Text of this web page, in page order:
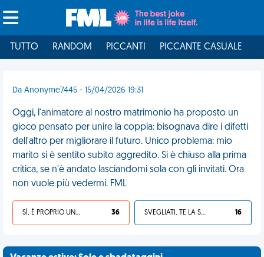
TUTTO RANDOM PICCANTI PICCANTE CASUALE
Da Anonyme7445 - 15/04/2026 19:31
Oggi, l'animatore al nostro matrimonio ha proposto un
gioco pensato per unire la coppia: bisognava dire i difetti
dell'altro per migliorare il futuro. Unico problema: mio
marito si è sentito subito aggredito. Si è chiuso alla prima
critica, se n'è andato lasciandomi sola con gli invitati. Ora
non vuole più vedermi. FML
SÌ, È PROPRIO UNA VDM! 36 SVEGLIATI, TE LA SEI CERCATA! 16